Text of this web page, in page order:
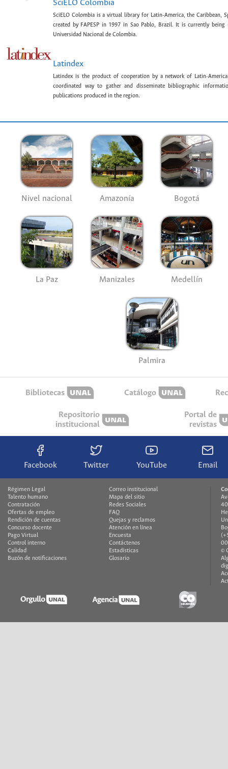
SciELO Colombia
SciELO Colombia is a virtual library for Latin-America, the Caribbean,
created by FAPESP in 1997 in Sao Pablo, Brazil. It is currently being
Universidad Nacional de Colombia.
Latindex
Latindex is the product of cooperation by a network of Latin-
coordinated way to gather and disseminate bibliographic
publications produced in the region.
Nivel nacional Amazonía Bogotá
La Paz Manizales Medellín
Palmira
Bibliotecas Catálogo
Repositorio
institucional
Portal de
revistas
Facebook Twitter YouTube Email
Régimen Legal
Talento humano
Contratación
Ofertas de empleo
Rendición de cuentas
Concurso docente
Pago Virtual
Control interno
Calidad
Buzón de notificaciones
Correo institucional
Mapa del sitio
Redes Sociales
FAQ
Quejas y reclamos
Atención en línea
Encuesta
Contáctenos
Estadísticas
Glosario
©